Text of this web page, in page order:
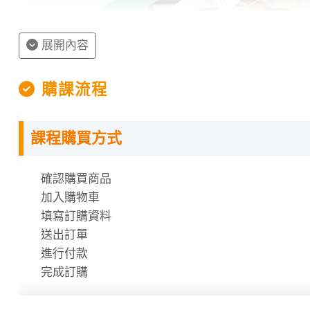
授課程內容
指定教材講義
課程需使用「電腦」「平板」「手機」觀看課程，不
課程有時數限制，時數僅在撥放狀態才會進行扣除。
時數使用說明
展開內容
購課流程
課程購買方式
確認購買商品
加入購物車
填寫訂購資料
送出訂單
進行付款
完成訂購